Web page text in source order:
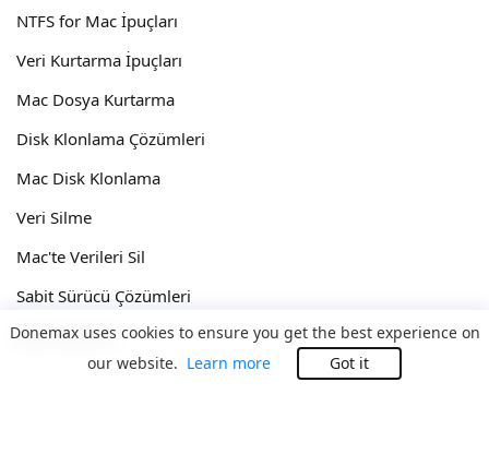
NTFS for Mac İpuçları
Veri Kurtarma İpuçları
Mac Dosya Kurtarma
Disk Klonlama Çözümleri
Mac Disk Klonlama
Veri Silme
Mac'te Verileri Sil
Sabit Sürücü Çözümleri
Disk Onarımı
Donemax uses cookies to ensure you get the best experience on
our website. Learn more Got it